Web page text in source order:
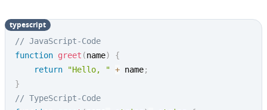
// JavaScript-Code
function greet (name)
{
return
"Hello, " + name;
}
// TypeScript-Code
ty­pe­script